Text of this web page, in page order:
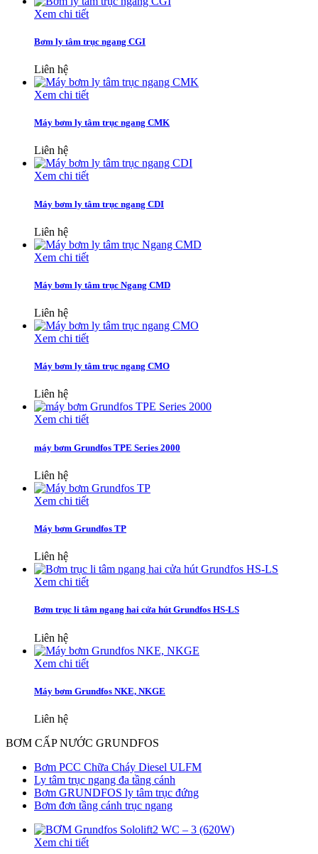
Xem chi tiết
Bơm ly tâm trục ngang CGI
Liên hệ
Xem chi tiết
Máy bơm ly tâm trục ngang CMK
Liên hệ
Xem chi tiết
Máy bơm ly tâm trục ngang CDI
Liên hệ
Xem chi tiết
Máy bơm ly tâm trục Ngang CMD
Liên hệ
Xem chi tiết
Máy bơm ly tâm trục ngang CMO
Liên hệ
Xem chi tiết
máy bơm Grundfos TPE Series 2000
Liên hệ
Xem chi tiết
Máy bơm Grundfos TP
Liên hệ
Xem chi tiết
Bơm trục li tâm ngang hai cửa hút Grundfos HS-LS
Liên hệ
Xem chi tiết
Máy bơm Grundfos NKE, NKGE
Liên hệ
BƠM CẤP NƯỚC GRUNDFOS
Bơm PCC Chữa Cháy Diesel ULFM
Ly tâm trục ngang đa tầng cánh
Bơm GRUNDFOS ly tâm trục đứng
Bơm đơn tầng cánh trục ngang
Xem chi tiết